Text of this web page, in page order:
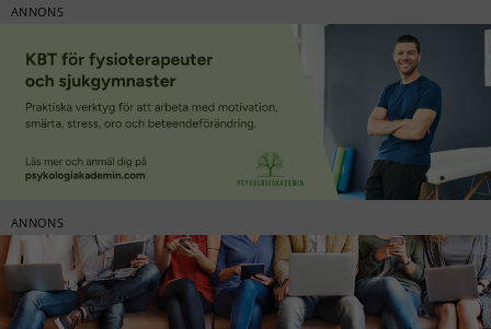
ANNONS
ANNONS